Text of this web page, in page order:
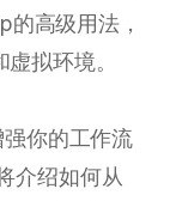
高级用法，
虚拟环境。
你的工作流
介绍如何从